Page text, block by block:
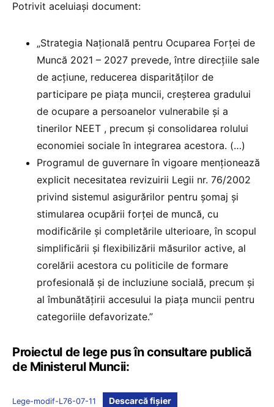
Potrivit aceluiași document:
„Strategia Națională pentru Ocuparea Forței de
Muncă 2021 – 2027 prevede, între direcțiile sale
de acțiune, reducerea disparităților de
participare pe piața muncii, creșterea gradului
de ocupare a persoanelor vulnerabile și a
tinerilor NEET , precum și consolidarea rolului
economiei sociale în integrarea acestora. (…)
Programul de guvernare în vigoare menționează
explicit necesitatea revizuirii Legii nr. 76/2002
privind sistemul asigurărilor pentru șomaj și
stimularea ocupării forței de muncă, cu
modificările și completările ulterioare, în scopul
simplificării și flexibilizării măsurilor active, al
corelării acestora cu politicile de formare
profesională și de incluziune socială, precum și
al îmbunătățirii accesului la piața muncii pentru
categoriile defavorizate.”
Proiectul de lege pus în consultare publică
de Ministerul Muncii:
Lege-modif-L76-07-11 Descarcă fișier